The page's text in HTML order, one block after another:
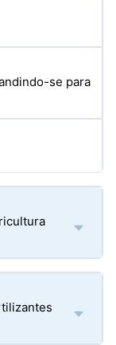
se para